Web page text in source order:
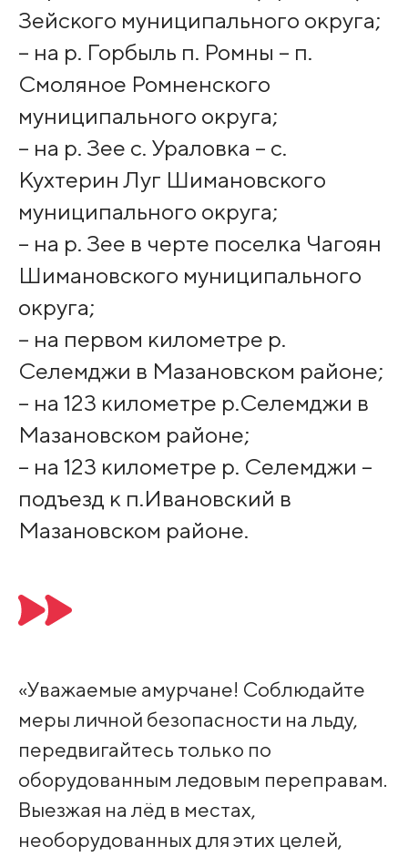
Зейского муниципального округа;
– на р. Горбыль п. Ромны – п.
Смоляное Ромненского
муниципального округа;
– на р. Зее с. Ураловка – с.
Кухтерин Луг Шимановского
муниципального округа;
– на р. Зее в черте поселка Чагоян
Шимановского муниципального
округа;
– на первом километре р.
Селемджи в Мазановском районе;
– на 123 километре р.Селемджи в
Мазановском районе;
– на 123 километре р. Селемджи –
подъезд к п.Ивановский в
Мазановском районе.
«Уважаемые амурчане! Соблюдайте
меры личной безопасности на льду,
передвигайтесь только по
оборудованным ледовым переправам.
Выезжая на лёд в местах,
необорудованных для этих целей,